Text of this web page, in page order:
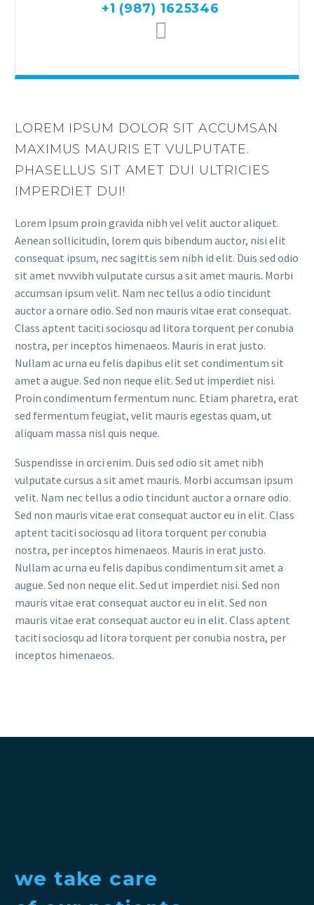
+1 (987) 1625346
LOREM IPSUM DOLOR SIT ACCUMSAN
MAXIMUS MAURIS ET VULPUTATE.
PHASELLUS SIT AMET DUI ULTRICIES
IMPERDIET DUI!
Lorem Ipsum proin gravida nibh vel velit auctor aliquet.
Aenean sollicitudin, lorem quis bibendum auctor, nisi elit
consequat ipsum, nec sagittis sem nibh id elit. Duis sed odio
sit amet nvvvibh vulputate cursus a sit amet mauris. Morbi
accumsan ipsum velit. Nam nec tellus a odio tincidunt
auctor a ornare odio. Sed non mauris vitae erat consequat.
Class aptent taciti sociosqu ad litora torquent per conubia
nostra, per inceptos himenaeos. Mauris in erat justo.
Nullam ac urna eu felis dapibus elit set condimentum sit
amet a augue. Sed non neque elit. Sed ut imperdiet nisi.
Proin condimentum fermentum nunc. Etiam pharetra, erat
sed fermentum feugiat, velit mauris egestas quam, ut
aliquam massa nisl quis neque.
Suspendisse in orci enim. Duis sed odio sit amet nibh
vulputate cursus a sit amet mauris. Morbi accumsan ipsum
velit. Nam nec tellus a odio tincidunt auctor a ornare odio.
Sed non mauris vitae erat consequat auctor eu in elit. Class
aptent taciti sociosqu ad litora torquent per conubia
nostra, per inceptos himenaeos. Mauris in erat justo.
Nullam ac urna eu felis dapibus condimentum sit amet a
augue. Sed non neque elit. Sed ut imperdiet nisi. Sed non
mauris vitae erat consequat auctor eu in elit. Sed non
mauris vitae erat consequat auctor eu in elit. Class aptent
taciti sociosqu ad litora torquent per conubia nostra, per
inceptos himenaeos.
we take care